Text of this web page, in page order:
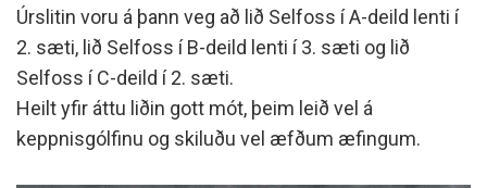
Úrslitin voru á þann veg að lið Selfoss í A-deild lenti í
2. sæti, lið Selfoss í B-deild lenti í 3. sæti og lið
Selfoss í C-deild í 2. sæti.
Heilt yfir áttu liðin gott mót, þeim leið vel á
keppnisgólfinu og skiluðu vel æfðum æfingum.